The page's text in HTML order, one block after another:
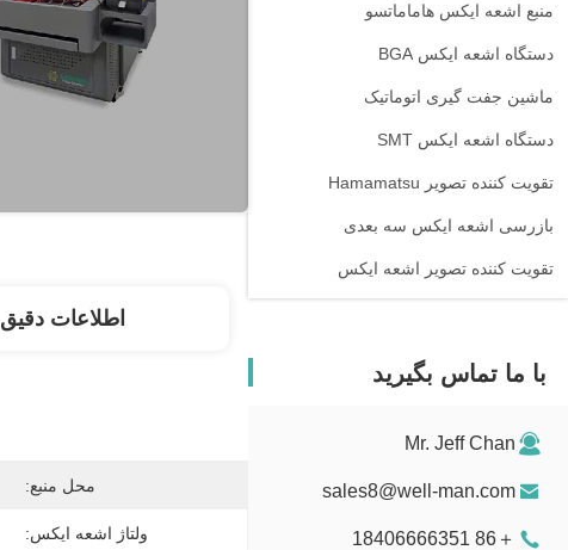
منبع اشعه ایکس هاماماتسو
دستگاه اشعه ایکس BGA
ماشین جفت گیری اتوماتیک
دستگاه اشعه ایکس SMT
تقویت کننده تصویر Hamamatsu
بازرسی اشعه ایکس سه بعدی
تقویت کننده تصویر اشعه ایکس
با ما تماس بگیرید
Mr. Jeff Chan
sales8@well-man.com
＋86 18406666351
اطلاعات دقیق
محل منبع:
ولتاژ اشعه ایکس: